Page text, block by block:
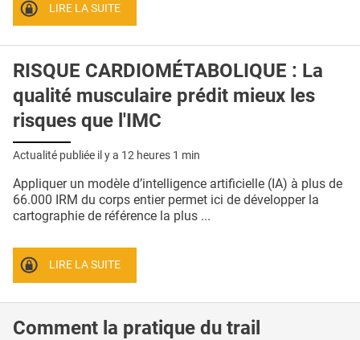
CONTACTLIRE LA SUITE
RISQUE CARDIOMÉTABOLIQUE : La
qualité musculaire prédit mieux les
risques que l'IMC
Actualité publiée il y a 12 heures 1 min
Appliquer un modèle d’intelligence artificielle (IA) à plus de
66.000 IRM du corps entier permet ici de développer la
cartographie de référence la plus ...
LIRE LA SUITE
Comment la pratique du trail